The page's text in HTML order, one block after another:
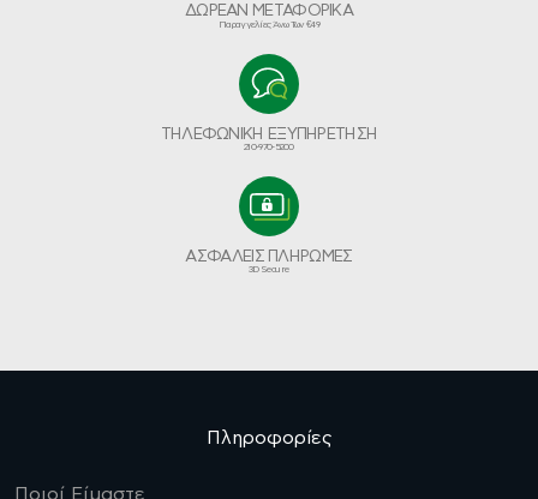
ΔΩΡΕΑΝ ΜΕΤΑΦΟΡΙΚΑ
Παραγγελίες Άνω Των €49
ΤΗΛΕΦΩΝΙΚΗ ΕΞΥΠΗΡΕΤΗΣΗ
210-970-5200
ΑΣΦΑΛΕΙΣ ΠΛΗΡΩΜΕΣ
3D Secure
Πληροφορίες
Ποιοί Είμαστε